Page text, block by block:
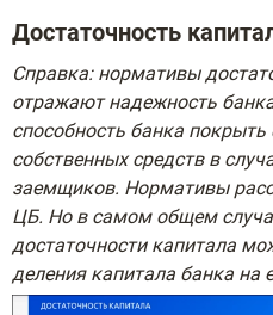
Достаточность
Справка: нормативы
отражают надежность
способность банка
собственных средств в
заемщиков. Нормативы
ЦБ. Но в самом общем
достаточности капитала
деления капитала банка на